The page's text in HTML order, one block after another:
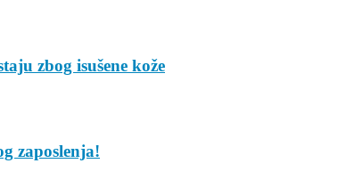
zbog isušene kože
zaposlenja!